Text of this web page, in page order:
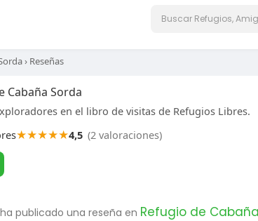
› Reseñas
Cabaña Sorda
en el libro de visitas de Refugios Libres.
★★★★★4,5 (2 valoraciones)
ha publicado una reseña en Refugio de